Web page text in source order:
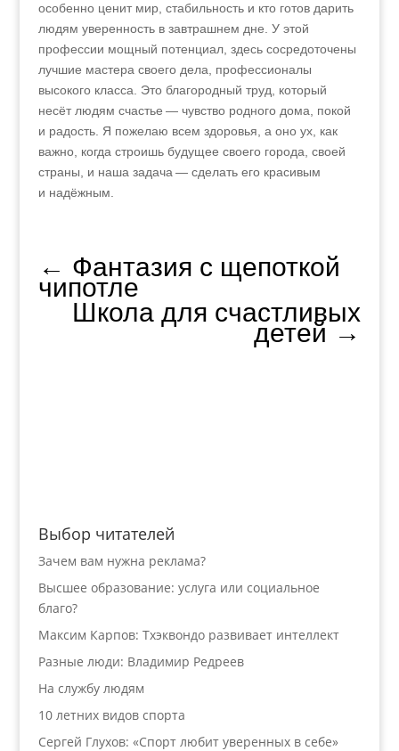
особенно ценит мир, стабильность и кто готов дарить
людям уверенность в завтрашнем дне. У этой
профессии мощный потенциал, здесь сосредоточены
лучшие мастера своего дела, профессионалы
высокого класса. Это благородный труд, который
несёт людям счастье — чувство родного дома, покой
и радость. Я пожелаю всем здоровья, а оно ух, как
важно, когда строишь будущее своего города, своей
страны, и наша задача — сделать его красивым
и надёжным.
← Фантазия с щепоткой
чипотле
Школа для счастливых
детей →
Выбор читателей
Зачем вам нужна реклама?
Высшее образование: услуга или социальное
благо?
Максим Карпов: Тхэквондо развивает интеллект
Разные люди: Владимир Редреев
На службу людям
10 летних видов спорта
Сергей Глухов: «Спорт любит уверенных в себе»